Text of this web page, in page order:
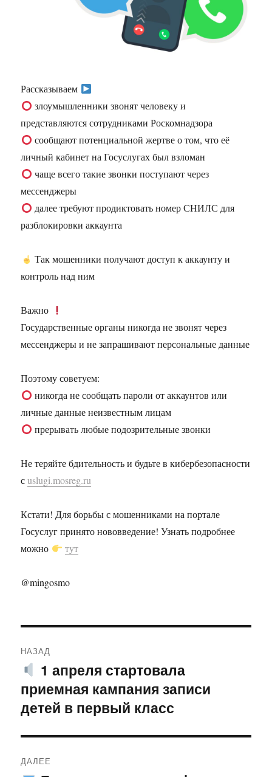
Рассказываем
злоумышленники звонят человеку и
представляются сотрудниками Роскомнадзора
сообщают потенциальной жертве о том, что её
личный кабинет на Госуслугах был взломан
чаще всего такие звонки поступают через
мессенджеры
далее требуют продиктовать номер СНИЛС для
разблокировки аккаунта
Так мошенники получают доступ к аккаунту и
контроль над ним
Важно
Государственные органы никогда не звонят через
мессенджеры и не запрашивают персональные данные
Поэтому советуем:
никогда не сообщать пароли от аккаунтов или
личные данные неизвестным лицам
прерывать любые подозрительные звонки
Не теряйте бдительность и будьте в кибербезопасности
сuslugi.mosreg.ru
Кстати! Для борьбы с мошенниками на портале
Госуслуг принято нововведение! Узнать подробнее
можно
тут
@mingosmo
по
записям
НАЗАД
Предыдущая
запись:
1 апреля стартовала
приемная кампания записи
детей в первый класс
ДАЛЕЕ